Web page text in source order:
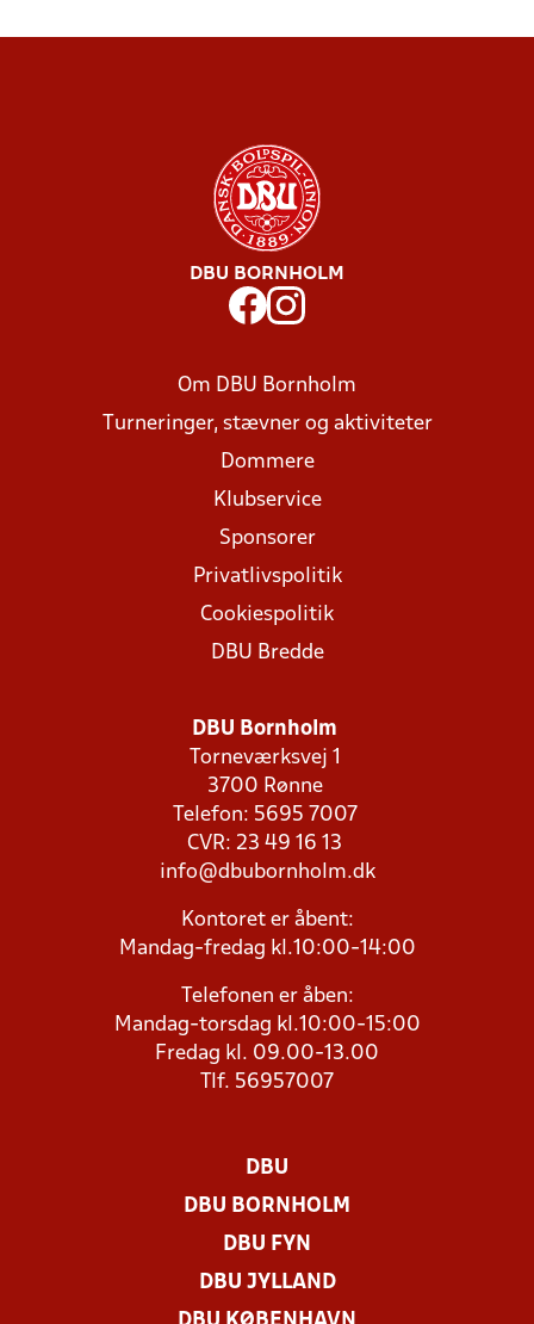
DBU BORNHOLM
Om DBU Bornholm
Turneringer, stævner og aktiviteter
Dommere
Klubservice
Sponsorer
Privatlivspolitik
Cookiespolitik
DBU Bredde
DBU Bornholm
Torneværksvej 1
3700 Rønne
Telefon: 5695 7007
CVR: 23 49 16 13
info@dbubornholm.dk
Kontoret er åbent:
Mandag-fredag kl.10:00-14:00
Telefonen er åben:
Mandag-torsdag kl.10:00-15:00
Fredag kl. 09.00-13.00
Tlf. 56957007
DBU
DBU BORNHOLM
DBU FYN
DBU JYLLAND